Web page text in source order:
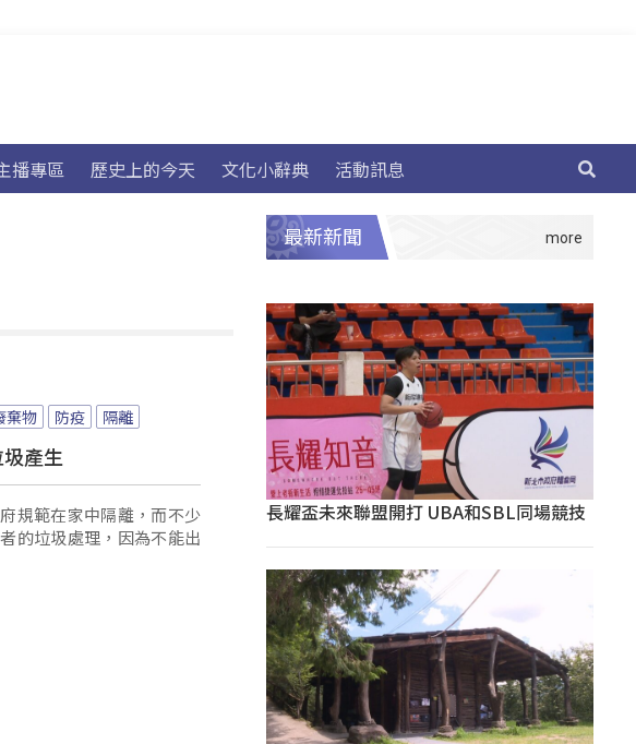
播專區 歷史上的今天 文化小辭典 活動訊息
棄物 防疫 隔離
產生
規範在家中隔離，而不少
的垃圾處理，因為不能出
最新新聞
長耀盃未來聯盟開打 UBA和SBL同場競技